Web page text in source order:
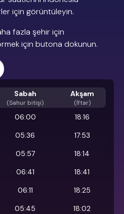
için görüntüleyin.
fazla şehir için
için butona dokunun.
Sabah
(Sahur bitişi)
Akşam
(İftar)
06:00
18:16
05:36
17:53
05:57
18:14
06:41
18:41
06:11
18:25
05:45
18:02